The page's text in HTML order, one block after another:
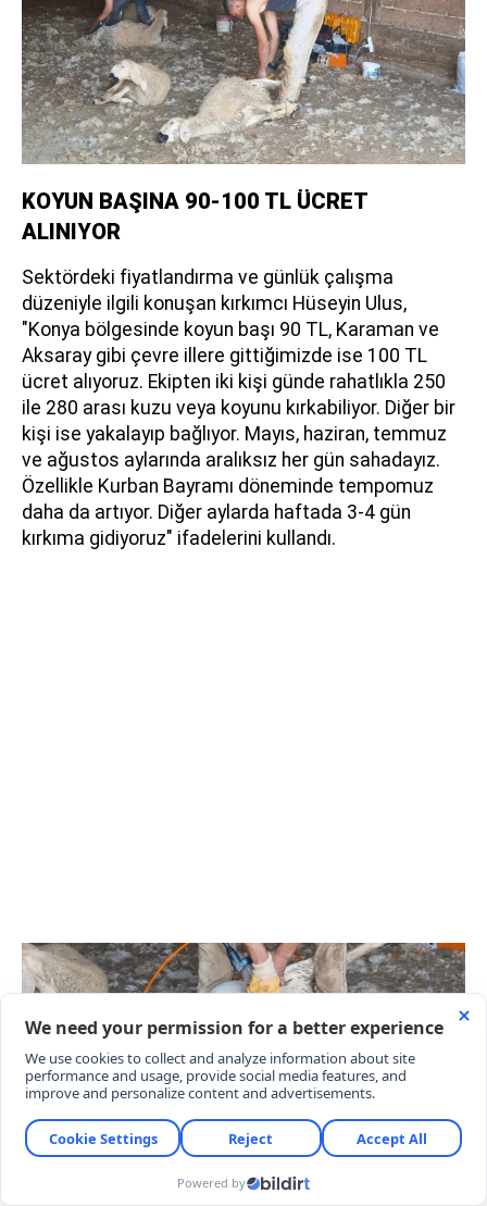
KOYUN BAŞINA 90-100 TL ÜCRET
ALINIYOR
Sektördeki fiyatlandırma ve günlük çalışma
düzeniyle ilgili konuşan kırkımcı Hüseyin Ulus,
"Konya bölgesinde koyun başı 90 TL, Karaman ve
Aksaray gibi çevre illere gittiğimizde ise 100 TL
ücret alıyoruz. Ekipten iki kişi günde rahatlıkla 250
ile 280 arası kuzu veya koyunu kırkabiliyor. Diğer bir
kişi ise yakalayıp bağlıyor. Mayıs, haziran, temmuz
ve ağustos aylarında aralıksız her gün sahadayız.
Özellikle Kurban Bayramı döneminde tempomuz
daha da artıyor. Diğer aylarda haftada 3-4 gün
kırkıma gidiyoruz" ifadelerini kullandı.